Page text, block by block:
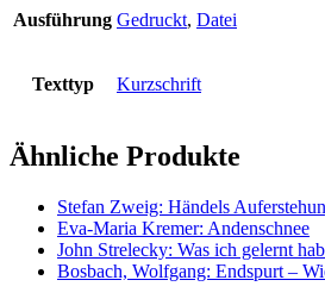
Ausführung Gedruckt, Datei
Texttyp Kurzschrift
Ähnliche Produkte
Stefan Zweig: Händels
Eva-Maria Kremer: Andenschnee
John Strelecky: Was ich gelernt
Bosbach, Wolfgang: Endspurt –